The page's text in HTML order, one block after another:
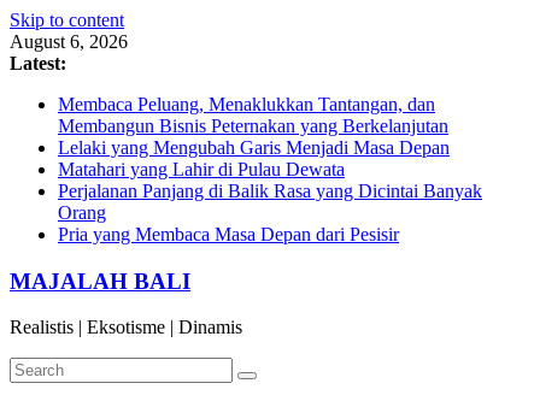
Skip to content
August 6, 2026
Latest:
Membaca Peluang, Menaklukkan Tantangan, dan
Membangun Bisnis Peternakan yang Berkelanjutan
Lelaki yang Mengubah Garis Menjadi Masa Depan
Matahari yang Lahir di Pulau Dewata
Perjalanan Panjang di Balik Rasa yang Dicintai Banyak
Orang
Pria yang Membaca Masa Depan dari Pesisir
MAJALAH BALI
Realistis | Eksotisme | Dinamis